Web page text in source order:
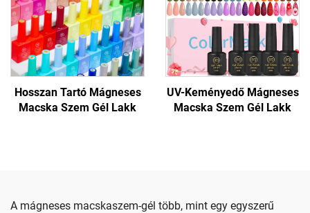
Hosszan Tartó Mágneses
Macska Szem Gél Lakk
UV-Keményedő Mágneses
Macska Szem Gél Lakk
A mágneses macskaszem-gél több, mint egy egyszerű